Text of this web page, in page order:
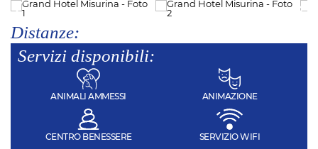
Distanze:
Servizi disponibili:
ANIMALI AMMESSI ANIMAZIONE
CENTRO BENESSERE SERVIZIO WIFI